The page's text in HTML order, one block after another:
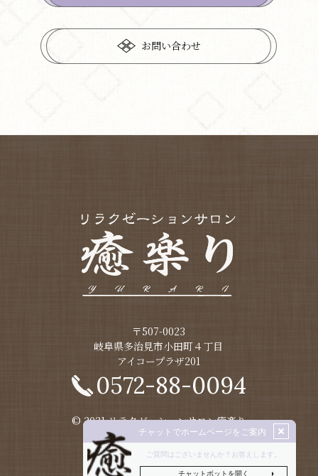
お問い合わせ
〒507-0023
​​​​​​​岐阜県多治見市小田町４丁目
アイコープラザ201
0572-88-0094
© 2021 リラクゼーションサロン癒楽り